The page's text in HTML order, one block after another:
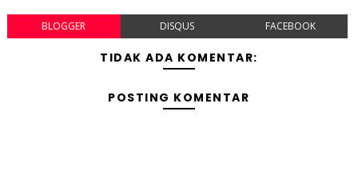
BLOGGER DISQUS FACEBOOK
TIDAK ADA KOMENTAR:
POSTING KOMENTAR